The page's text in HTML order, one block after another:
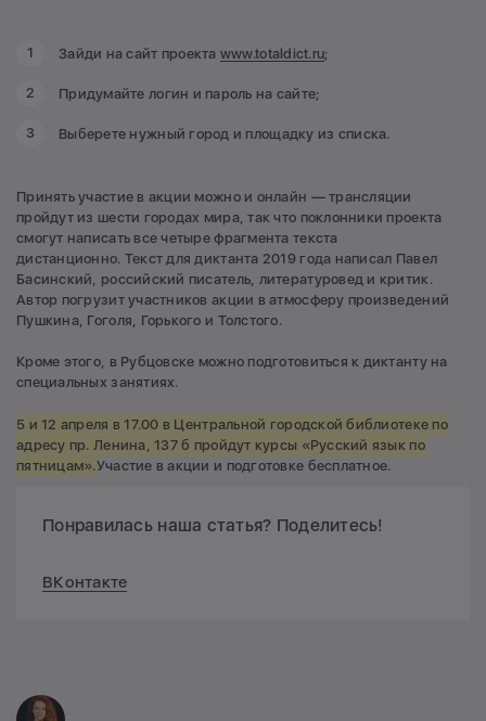
Зайди на сайт проекта www.totaldict.ru;
Придумайте логин и пароль на сайте;
Выберете нужный город и площадку из списка.
Принять участие в акции можно и онлайн — трансляции
пройдут из шести городах мира, так что поклонники проекта
смогут написать все четыре фрагмента текста
дистанционно. Текст для диктанта 2019 года написал Павел
Басинский, российский писатель, литературовед и критик.
Автор погрузит участников акции в атмосферу произведений
Пушкина, Гоголя, Горького и Толстого.
Кроме этого, в Рубцовске можно подготовиться к диктанту на
специальных занятиях.
5 и 12 апреля в 17.00 в Центральной городской библиотеке по
адресу пр. Ленина, 137 б пройдут курсы «Русский язык по
пятницам».Участие в акции и подготовке бесплатное.
Понравилась наша статья? Поделитесь!
ВКонтакте